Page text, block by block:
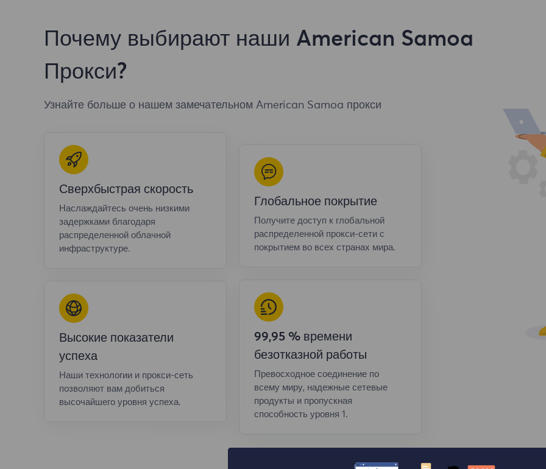
Почему выбирают наши American Samoa
Прокси?
Узнайте больше о нашем замечательном American Samoa прокси
Сверхбыстрая скорость
Наслаждайтесь очень низкими
задержками благодаря
распределенной облачной
инфраструктуре.
Высокие показатели
успеха
Наши технологии и прокси-сеть
позволяют вам добиться
высочайшего уровня успеха.
Глобальное покрытие
Получите доступ к глобальной
распределенной прокси-сети с
покрытием во всех странах мира.
99,95 % времени
безотказной работы
Превосходное соединение по
всему миру, надежные сетевые
продукты и пропускная
способность уровня 1.